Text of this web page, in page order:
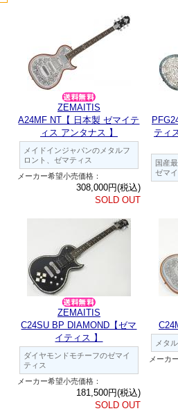
ZEMAITIS
A24MF NT【 日本製 ゼマイテ
ィス アンタナス 】
メイドインジャパンのメタルフ
ロント、ゼマティス
メーカー希望小売価格：
308,000円(税込)
SOLD OUT
ティ
国産
ゼマ
ZEMAITIS
C24SU BP DIAMOND【ゼマ
イティス 】
ダイヤモンドモチーフのゼマイ
ティス
メーカー希望小売価格：
181,500円(税込)
SOLD OUT
メタ
メーカ